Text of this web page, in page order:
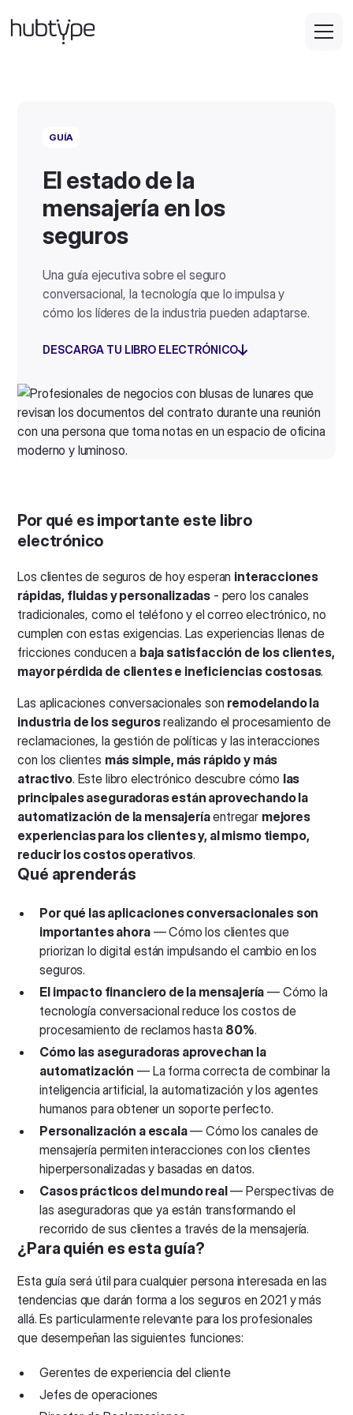
GUÍA
El estado de la
mensajería en los
seguros
Una guía ejecutiva sobre el seguro
conversacional, la tecnología que lo impulsa y
cómo los líderes de la industria pueden adaptarse.
DESCARGA TU LIBRO ELECTRÓNICO
Por qué es importante este libro
electrónico
Los clientes de seguros de hoy esperan interacciones
rápidas, fluidas y personalizadas - pero los canales
tradicionales, como el teléfono y el correo electrónico, no
cumplen con estas exigencias. Las experiencias llenas de
fricciones conducen a baja satisfacción de los clientes,
mayor pérdida de clientes e ineficiencias costosas.
Las aplicaciones conversacionales son remodelando la
industria de los segurosrealizando el procesamiento de
reclamaciones, la gestión de políticas y las interacciones
con los clientes más simple, más rápido y más
atractivo. Este libro electrónico descubre cómo las
principales aseguradoras están aprovechando la
automatización de la mensajeríaentregar mejores
experiencias para los clientes y, al mismo tiempo,
reducir los costos operativos.
Qué aprenderás
Por qué las aplicaciones conversacionales son
importantes ahora— Cómo los clientes que
priorizan lo digital están impulsando el cambio en los
seguros.
El impacto financiero de la mensajería — Cómo la
tecnología conversacional reduce los costos de
procesamiento de reclamos hasta 80%.
Cómo las aseguradoras aprovechan la
automatización — La forma correcta de combinar la
inteligencia artificial, la automatización y los agentes
humanos para obtener un soporte perfecto.
Personalización a escala— Cómo los canales de
mensajería permiten interacciones con los clientes
hiperpersonalizadas y basadas en datos.
Casos prácticos del mundo real— Perspectivas de
las aseguradoras que ya están transformando el
recorrido de sus clientes a través de la mensajería.
¿Para quién es esta guía?
Esta guía será útil para cualquier persona interesada en las
tendencias que darán forma a los seguros en 2021 y más
allá. Es particularmente relevante para los profesionales
que desempeñan las siguientes funciones:
Gerentes de experiencia del cliente
Jefes de operaciones